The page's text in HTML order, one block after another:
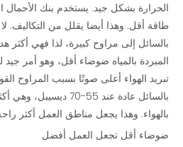
الحرارة بشكل جيد. يستخدم بنك الأحمال
طاقة أقل. وهذا أيضا يقلل من التكاليف. لا
بالسائل إلى مراوح كبيرة، لذا فهي أكثر
المبردة بالمياه ضوضاء أقل، وهو أمر
تبريد الهواء أعلى صوتًا بسبب المراوح
بالسائل عادة عند 55-70
بالهواء. وهذا يجعل مناطق العمل أكثر
ضوضاء أقل تجعل العمل أفضل